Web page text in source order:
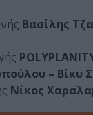
Βασίλης
– Βίκυ
Νίκος